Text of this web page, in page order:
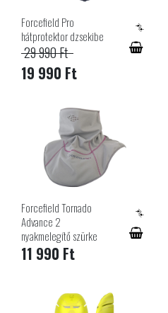
Forcefield Pro
hátprotektor dzsekibe
29 990 Ft
19 990 Ft
Forcefield Tornado
Advance 2
nyakmelegítő szürke
11 990 Ft